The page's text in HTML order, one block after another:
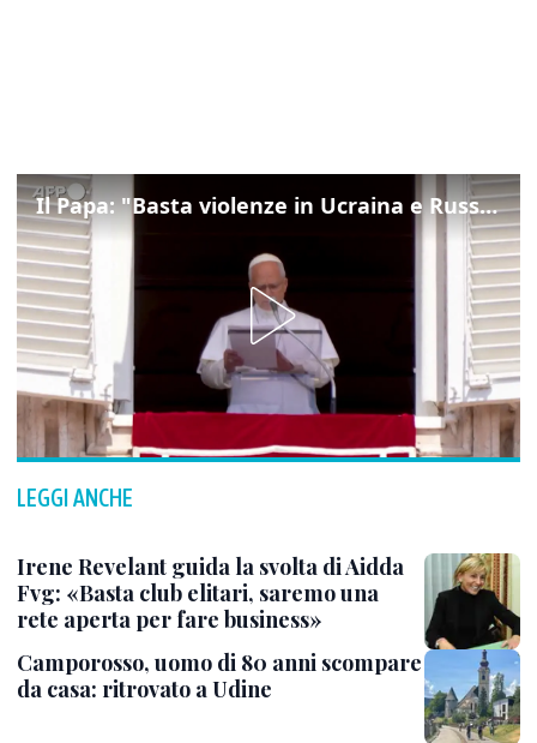
Il Papa: "Basta violenze in Ucraina e Russia, spazio a diplomazia"
LEGGI ANCHE
Irene Revelant guida la svolta di Aidda
Fvg: «Basta club elitari, saremo una
rete aperta per fare business»
Camporosso, uomo di 80 anni scompare
da casa: ritrovato a Udine